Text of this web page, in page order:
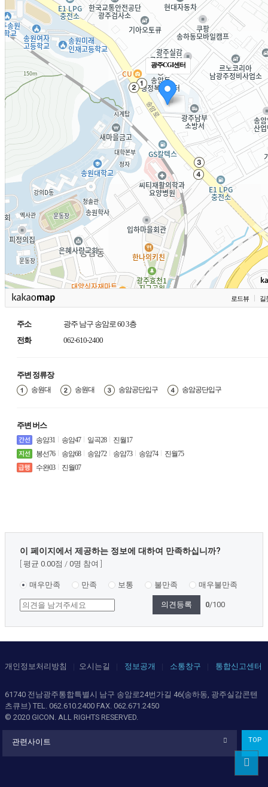
광주CGI센터
로드뷰 길
주소
광주 남구 송암로 60 3층
전화
062-610-2400
주변 정류장
송원대 송원대 송암공단입구 송암공단입구
주변 버스
송암31 송암47 일곡28
진월17
봉선76
송암68 송암72 송암73 송암74
진월75
수완03
진월07
콘
텐
만
도
사
이 페이지에서 제공하는 정보에 대하여 만족하십니까?
평균 0.00점 0명 참여
매우만족 만족 보통 불만족 매우불만족
0/100
개인정보처리방침 오시는길 정보공개 소통창구 통합신고센터
관련사이트
61740 전남광주통합특별시 남구 송암로24번가길 46(송하동, 광주실감콘텐
츠큐브) TEL. 062.610.2400 FAX. 062.671.2450
© 2020 GICON. ALL RIGHTS RESERVED.
TOP